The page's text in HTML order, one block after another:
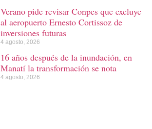
Verano pide revisar Conpes que excluye
al aeropuerto Ernesto Cortissoz de
inversiones futuras
4 agosto, 2026
16 años después de la inundación, en
Manatí la transformación se nota
4 agosto, 2026